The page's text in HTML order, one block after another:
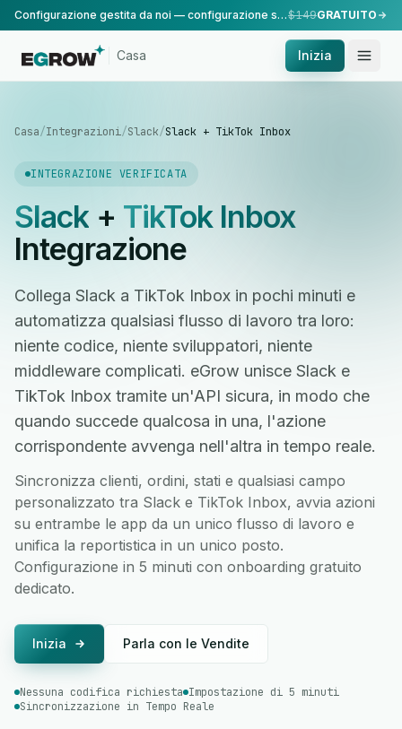
Configurazione gestita da noi — configurazione standard, eseguita dal nostro team.$149GRATUITO
Casa Inizia
Casa/Integrazioni/Slack/Slack + TikTok Inbox
INTEGRAZIONE VERIFICATA
Slack+ TikTok Inbox
Integrazione
Collega Slack a TikTok Inbox in pochi minuti e
automatizza qualsiasi flusso di lavoro tra loro:
niente codice, niente sviluppatori, niente
middleware complicati. eGrow unisce Slack e
TikTok Inbox tramite un'API sicura, in modo che
quando succede qualcosa in una, l'azione
corrispondente avvenga nell'altra in tempo reale.
Sincronizza clienti, ordini, stati e qualsiasi campo
personalizzato tra Slack e TikTok Inbox, avvia azioni
su entrambe le app da un unico flusso di lavoro e
unifica la reportistica in un unico posto.
Configurazione in 5 minuti con onboarding gratuito
dedicato.
Inizia Parla con le Vendite
Nessuna codifica richiesta Impostazione di 5 minuti
Sincronizzazione in Tempo Reale